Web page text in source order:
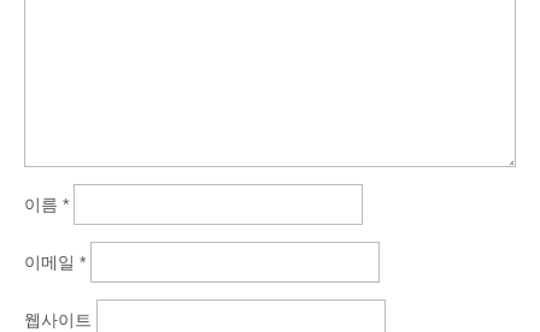
이름 *
이메일 *
웹사이트